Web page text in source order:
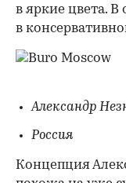
в яркие цвета.
в
Александр
Россия
Концепция